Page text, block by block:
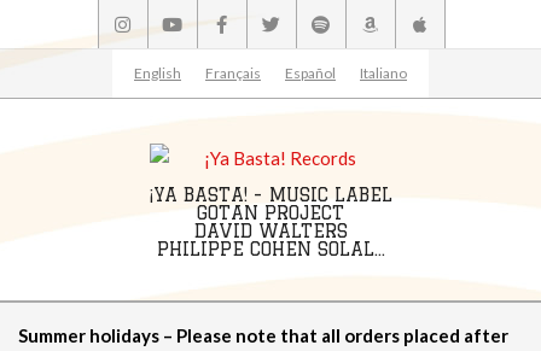
to
English Français Español Italiano
¡YA BASTA! - MUSIC LABEL
GOTAN PROJECT
DAVID WALTERS
PHILIPPE COHEN SOLAL...
Navigation
Summer holidays – Please note that all orders placed after